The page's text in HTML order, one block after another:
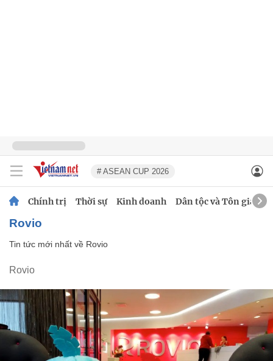
# ASEAN CUP 2026
Chính trị Thời sự Kinh doanh Dân tộc và Tôn giáo
Rovio
Tin tức mới nhất về Rovio
Rovio